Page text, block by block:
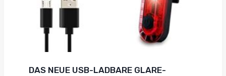
DAS NEUE USB-LADBARE GLARE-